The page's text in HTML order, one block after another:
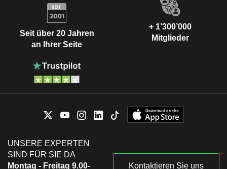
Seit über 20 Jahren
an Ihrer Seite
+ 1’300’000
Mitglieder
UNSERE EXPERTEN
SIND FÜR SIE DA
Montag - Freitag 9.00-
Kontaktieren Sie uns